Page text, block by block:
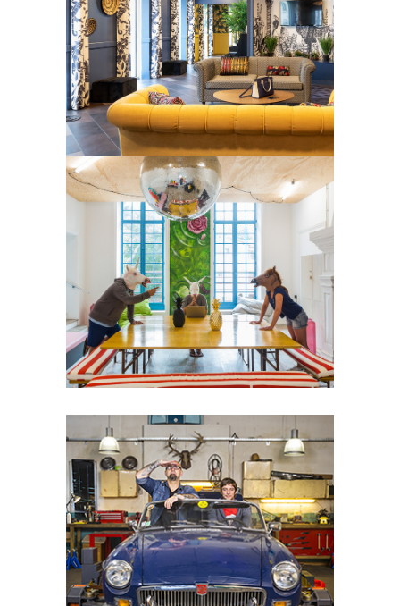
OTTAVIANI
Photographe basé à Paris, il réalise
des portraits et des photographies
d’architecture
JÉRÉMIE
MAZENQ
Photographe basé à Bordeaux, il est
spécialisé en architecture et
reportages en entreprise.
JÉRÔME DOMINÉ
Photographe parisien, il s’illustre
comme portraitiste, mais aussi en
reportage d’entreprise et